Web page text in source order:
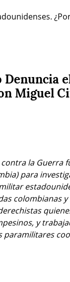
Miguel
la Guerra
para
colombianas
y